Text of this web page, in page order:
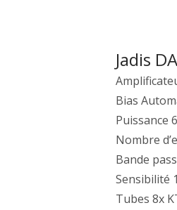
Jadis
Bias
Puissance
Nombre
Bande
Sensibilité
Tubes 8x